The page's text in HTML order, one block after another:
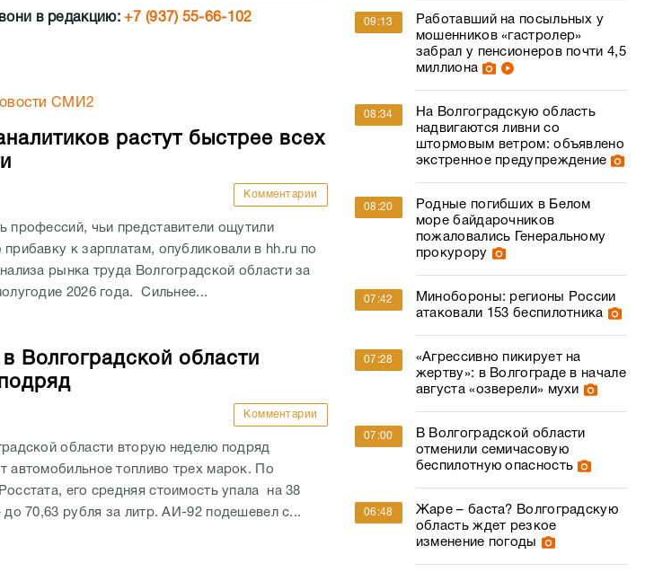
в редакцию:+7 (937) 55-66-102
СМИ2
растут быстрее всех
Комментарии
профессий, чьи представители ощутили
к зарплатам, опубликовали в hh.ru по
рынка труда Волгоградской области за
2026 года. Сильнее...
Волгоградской области
Комментарии
области вторую неделю подряд
автомобильное топливо трех марок. По
его средняя стоимость упала на 38
до 70,63 рубля за литр. АИ-92 подешевел с...
09:13
Работавший на посыльных у
мошенников «гастролер»
забрал у пенсионеров почти 4,5
миллиона
08:34
На Волгоградскую область
надвигаются ливни со
штормовым ветром: объявлено
экстренное предупреждение
08:20
Родные погибших в Белом
море байдарочников
пожаловались Генеральному
прокурору
07:42
Минобороны: регионы России
атаковали 153 беспилотника
07:28
«Агрессивно пикирует на
жертву»: в Волгограде в начале
августа «озверели» мухи
07:00
В Волгоградской области
отменили семичасовую
беспилотную опасность
06:48
Жаре – баста? Волгоградскую
область ждет резкое
изменение погоды